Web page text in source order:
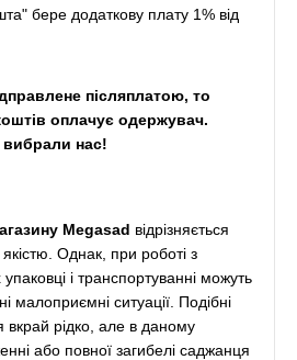
бере додаткову плату 1% від
післяплатою, то
оплачує одержувач.
нас!
Megasad відрізняється
Однак, при роботі з
і транспортуванні можуть
малоприємні ситуації. Подібні
вкрай рідко, але в даному
або повної загибелі саджанця